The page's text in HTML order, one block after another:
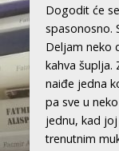
Dogodit će
spasonosno.
Deljam neko
kahva šuplja.
naiđe jedna
pa sve u
jednu, kad
trenutnim